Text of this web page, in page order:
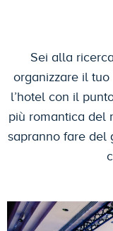
Sei alla
organizzare il
l’hotel con il
più romantica del
sapranno fare del